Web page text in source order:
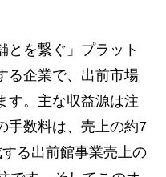
とを繋ぐ」プラット
る企業で、出前市場
す。主な収益源は注
手数料は、売上の約7
る出前館事業売上の